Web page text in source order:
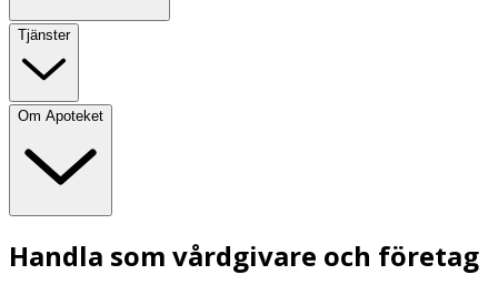
Tjänster
Om Apoteket
Handla som vårdgivare och företag